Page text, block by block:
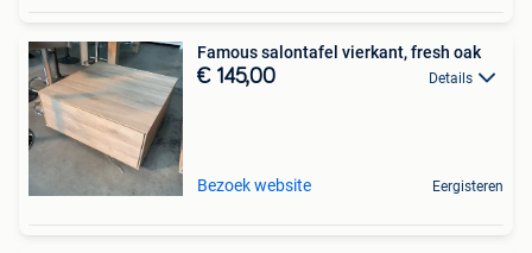
Famous salontafel vierkant, fresh oak
€ 145,00 Details
Bezoek website Eergisteren